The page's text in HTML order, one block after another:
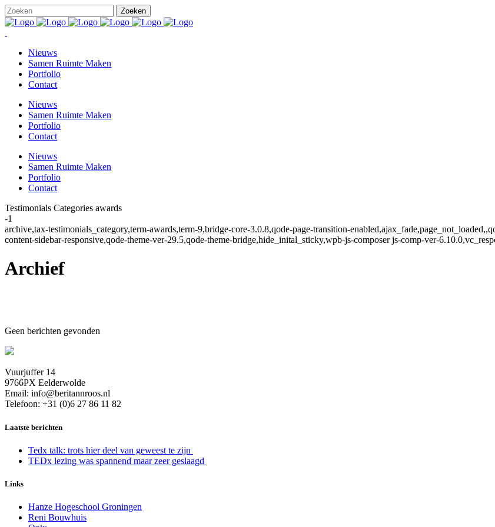
Nieuws
Samen Ruimte Maken
Portfolio
Contact
Nieuws
Samen Ruimte Maken
Portfolio
Contact
Nieuws
Samen Ruimte Maken
Portfolio
Contact
Testimonials Categories awards
-1
archive,tax-testimonials_category,term-awards,term-9,bridge-core-3.0.8,qode-page-transition-
content-sidebar-responsive,qode-theme-ver-29.5,qode-theme-bridge,hide_inital_sticky,wpb-js-composer js-comp-ver-
Archief
Geen berichten gevonden
Vuurjuffer 14
9766PX Eelderwolde
Email: info@beritannroos.nl
Telefoon: +31 (0)6 27 86 11 82
Laatste berichten
Tedx talk: trots hier deel van geweest te zijn
TEDx lezing was spannend maar zeer geslaagd
Links
Hanze Hogeschool Groningen
Reni Bouwhuis